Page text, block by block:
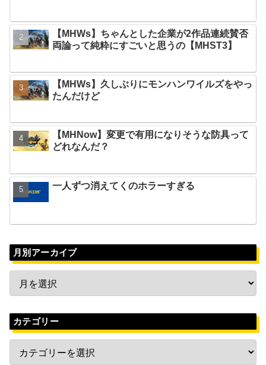
【MHWs】ちゃんとした企業が2作品連続賛否
両論って純粋にすごいと思うの【MHST3】
【MHWs】久しぶりにモンハンワイルズをやっ
たんだけど
【MHNow】変更で有用になりそうな防具って
どれなんだ？
一人ずつ消えてくのホラーすぎる
月別アーカイブ
カテゴリー